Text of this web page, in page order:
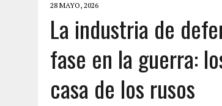
7 AGOSTO, 2026
7 AGOSTO, 2026 | SÉCURITÉ MAXIMALE, PROFITEZ
28 MAYO, 2026
La industria de
fase en la guerra:
casa de los rusos